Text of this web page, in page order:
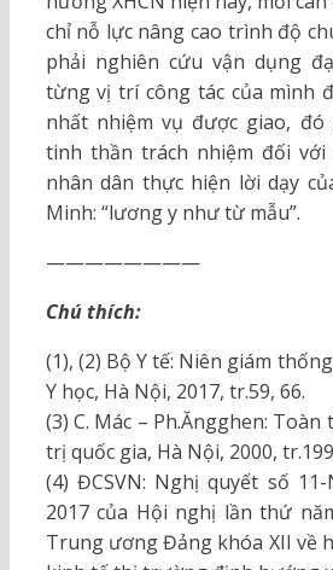
chỉ nỗ lực nâng cao trình độ
phải nghiên cứu vận dụng
từng vị trí công tác của mình
nhất nhiệm vụ được giao,
tinh thần trách nhiệm đối với
nhân dân thực hiện lời dạy
Minh: “lương y như từ mẫu”.
————————
Chú thích:
(1), (2) Bộ Y tế: Niên giám
Y học, Hà Nội, 2017, tr.59, 66.
(3) C. Mác – Ph.Ăngghen: Toàn
trị quốc gia, Hà Nội, 2000,
(4) ĐCSVN: Nghị quyết số
2017 của Hội nghị lần thứ
Trung ương Đảng khóa XII về